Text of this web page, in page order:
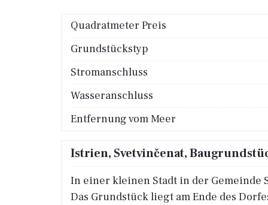
Quadratmeter Preis
Grundstückstyp
Stromanschluss
Wasseranschluss
Entfernung vom Meer
Istrien, Svetvinčenat,
In einer kleinen Stadt in der Gemeinde
Das Grundstück liegt am Ende des